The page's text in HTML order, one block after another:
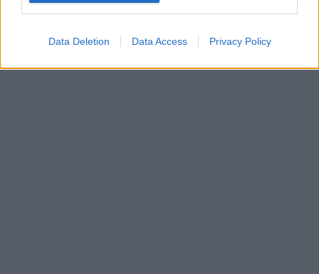
Data Deletion Data Access Privacy Policy